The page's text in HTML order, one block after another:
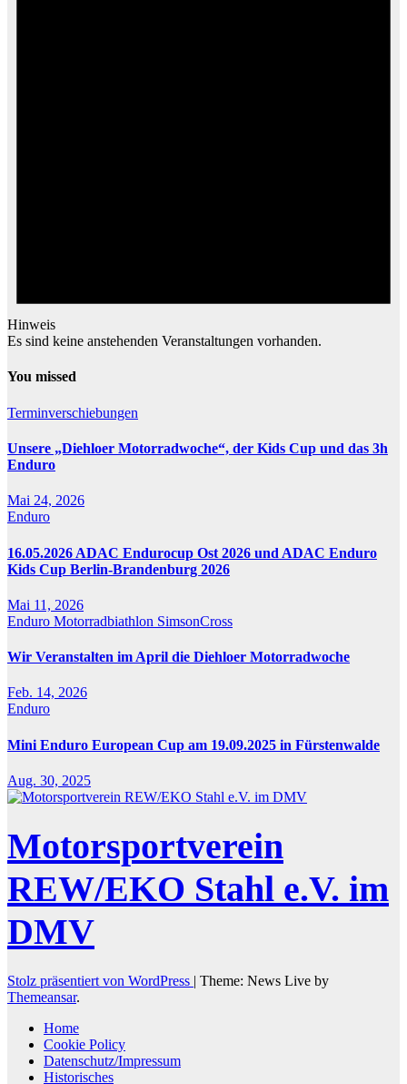
Hinweis
Es sind keine anstehenden Veranstaltungen vorhanden.
You missed
Terminverschiebungen
Unsere „Diehloer Motorradwoche“, der Kids Cup und das 3h
Enduro
Mai 24, 2026
Enduro
16.05.2026 ADAC Endurocup Ost 2026 und ADAC Enduro
Kids Cup Berlin-Brandenburg 2026
Mai 11, 2026
Enduro Motorradbiathlon SimsonCross
Wir Veranstalten im April die Diehloer Motorradwoche
Feb. 14, 2026
Enduro
Mini Enduro European Cup am 19.09.2025 in Fürstenwalde
Aug. 30, 2025
Motorsportverein
REW/EKO Stahl e.V. im
DMV
Stolz präsentiert von WordPress | Theme: News Live by
Themeansar.
Home
Cookie Policy
Datenschutz/Impressum
Historisches